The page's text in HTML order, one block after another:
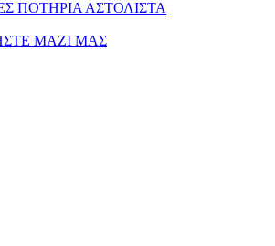
ΠΟΤΗΡΙΑ ΑΣΤΟΛΙΣΤΑ
ΜΑΖΙ ΜΑΣ